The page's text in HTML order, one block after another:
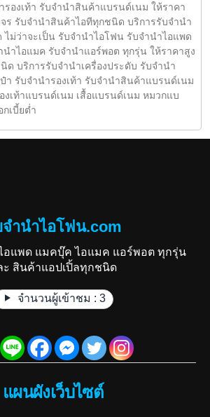
รองเท้า รับจำนำสินค้าแบรนด์เนม ให้ราคา
จร รับจำนำสินค้าไอทีทุกชนิด บริการรับจำนำ
ม่ว่าจะเป็น รับจำนำไอโฟน รับจำนำไอแพด
ำไอแมค รับจำนำแอร์พอต ทุกรุ่น ให้ราคาสูง
ด บริการรับจำนำเครื่องประดับ รับจำนำ
า รับจำนำรองเท้า รับจำนำสินค้าแบรนด์เนม
งเท้าแบรนด์เนม เสื้อแบรนด์เนม หมวกแบ
เบี้ยต่ำ
จำนำไอโฟน.com
อแพด แมคบุ๊ค ไอแมค แอร์พอต ทุกรุ่น
ะ สินค้าแอปเปิ้ลทุกชนิด
จำนวนผู้เข้าชม : 3
แผนผังเว็บไซต์